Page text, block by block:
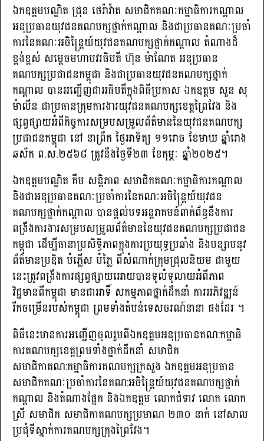
ឯកឧត្តមបណ្ឌិត ជ្រុន ថេរ៉ាវ៉ាត សមាជិកគណៈកម្មាធិការកណ្តាល
អនុប្រធានយុវជនគណបក្សថ្នាក់កណ្តាល និងជាប្រធានគណៈប្រចាំ
ការនៃគណៈអចិន្ត្រៃយ៍យុវជនគណបក្សថ្នាក់កណ្តាល តំណាងដ៏
ខ្ពង់ខ្ពស់ សម្តេចមហាបវរធិបតី ហ៊ុន ម៉ាណែត អនុប្រធាន
គណបក្សប្រជាជនកម្ពុជា និងជាប្រធានយុវជនគណបក្សថ្នាក់
កណ្តាល បានអញ្ជើញជាអធិបតីក្នុងពិធីប្រកាស ឯកឧត្តម សួន សុ
ម៉ាលីន ជាប្រធានក្រុមការងារយុវជនគណបក្សខេត្តព្រៃវែង និង
ផ្សព្វផ្សាយអំពីកិច្ចការសម្របសម្រួលព័ត៌មាននៃយុវជនគណបក្ស
ប្រជាជនកម្ពុជា នៅ នាព្រឹក ថ្ងៃអាទិត្យ ១១រោច ខែមាឃ ឆ្នាំរោង
ឆស័ក ព.ស.២៥៦៨ ត្រូវនឹងថ្ងៃទី២៣ ខែកុម្ភៈ ឆ្នាំ២០២៥។
ឯកឧត្តមបណ្ឌិត គឹម សន្តិភាព សមាជិកគណៈកម្មាធិការកណ្តាល
និងជាអនុប្រធានគណៈប្រចាំការនៃគណៈអចិន្ត្រៃយ៍យុវជន
គណបក្សថ្នាក់កណ្តាល បានផ្តល់បទអន្តរាគមន៍ពាក់ព័ន្ធនឹងការ
ពង្រឹងការងារសម្របសម្រួលព័ត៌មាននៃយុវជនគណបក្សប្រជាជន
កម្ពុជា ដើម្បីធានាប្រសិទ្ធិភាពក្នុងការប្រយុទ្ធប្រឆាំង និងបន្សាបនូវ
ព័ត៌មានប្រឌិត បំភ្លើស បំភ្លៃ ពីសំណាក់ក្រុមជ្រុលនិយម ជាមួយ
នេះត្រូវពង្រឹងការផ្សព្វផ្សាយអោយបានទូលំទូលាយអំពីភាព
វិជ្ជមានពីកម្ពុជា មានជាអាទិ៍ សកម្មភាពថ្នាក់ដឹកនាំ ការអភិវឌ្ឍន៍
រីកចម្រើនរបស់កម្ពុជា ព្រមទាំងតំបន់ទេសចរណ៍នានា ផងដែរ ។
ពិធីនេះមានការអញ្ជើញចូលរួមពីឯកឧត្តមអនុប្រធានគណ:កម្មាធិ
ការគណបក្សខេត្តព្រមទាំងថ្នាក់ដឹកនាំ សមាជិក
សមាជិកាគណ:កម្មាធិការគណបក្សក្រសួង ឯកឧត្តមអនុប្រធាន
សមាជិកគណៈប្រចាំការនៃគណ:អចិន្រ្តៃយ៍យុវជនគណបក្សថ្នាក់
កណ្តាល និងតំណាងផ្នែក និងឯកឧត្តម លោកជំទាវ លោក លោក
ស្រី សមាជិក សមាជិកាគណបក្សប្រមាណ ២៣០ នាក់ នៅសាល
ប្រជុំទីស្នាក់ការគណបក្សក្រុងព្រៃវែង។